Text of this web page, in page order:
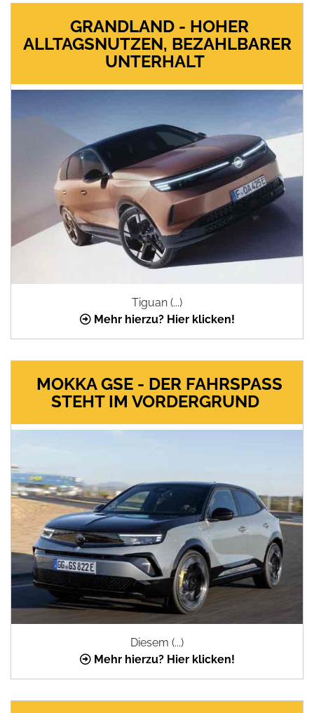
GRANDLAND - HOHER
ALLTAGSNUTZEN, BEZAHLBARER
UNTERHALT
Tiguan (...)
Mehr hierzu? Hier klicken!
MOKKA GSE - DER FAHRSPASS S
TEHT IM VORDERGRUND
Diesem (...)
Mehr hierzu? Hier klicken!